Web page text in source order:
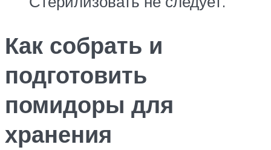
Как собрать и
подготовить
помидоры для
хранения